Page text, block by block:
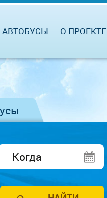
АВТОБУСЫ О ПРОЕКТЕ